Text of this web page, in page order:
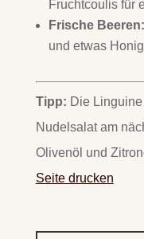
Fruchtcoulis für
Frische Beeren:
und etwas
Tipp: Die
Nudelsalat am
Olivenöl und
Seite drucken